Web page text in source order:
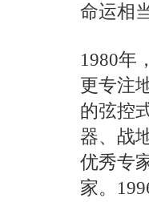
命运相
1980年
更专注
的弦控
器、战
优秀专
家。